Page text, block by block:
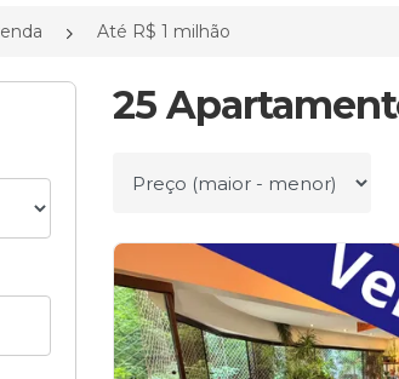
Até R$ 1 milhão
25
Ordenar por